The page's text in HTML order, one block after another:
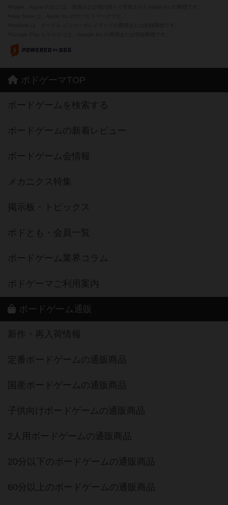
ボドゲーマTOP
ボードゲームを検索する
ボードゲームの新着レビュー
ボードゲーム会情報
メカニクス特集
掲示板・トピックス
ボドとも・会員一覧
ボードゲーム業界コラム
ボドゲーマご利用案内
ボードゲーム通販
新作・再入荷情報
定番ボードゲームの通販商品
国産ボードゲームの通販商品
子供向けボードゲームの通販商品
2人用ボードゲームの通販商品
20分以下のボードゲームの通販商品
60分以上のボードゲームの通販商品